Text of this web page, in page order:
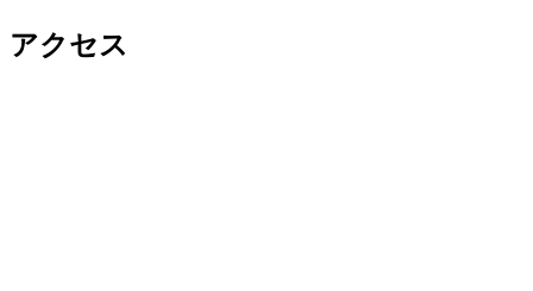
アクセス